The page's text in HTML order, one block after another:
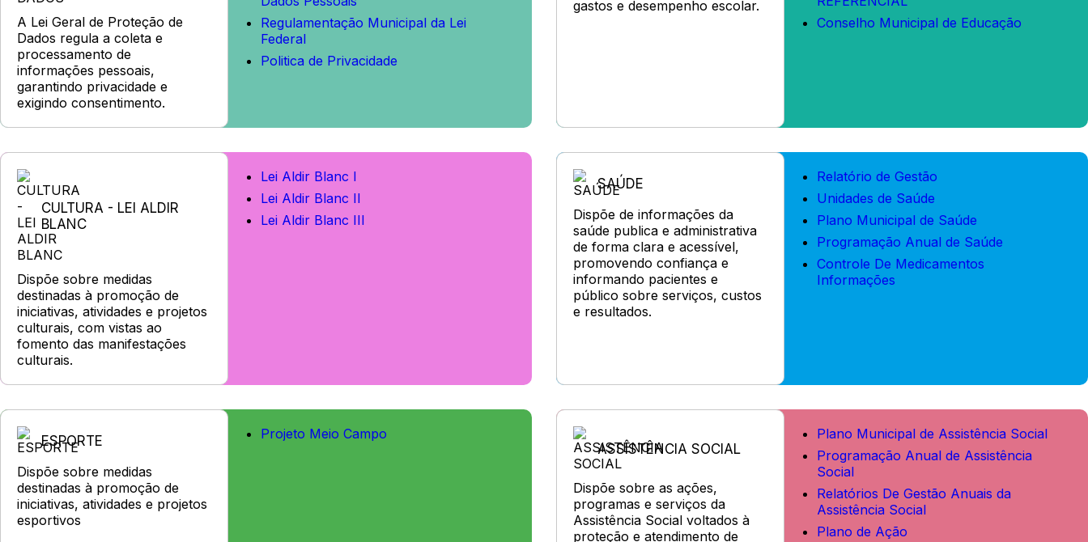
A Lei Geral de Proteção de
Dados regula a coleta e
processamento de
informações pessoais,
garantindo privacidade e
exigindo consentimento.
Regulamentação Municipal da Lei
Federal
Politica de Privacidade
gastos e desempenho escolar.
Conselho Municipal de Educação
CULTURA - LEI ALDIR
BLANC
Dispõe sobre medidas
destinadas à promoção de
iniciativas, atividades e projetos
culturais, com vistas ao
fomento das manifestações
culturais.
Lei Aldir Blanc I
Lei Aldir Blanc II
Lei Aldir Blanc III
SAÚDE
Dispõe de informações da
saúde publica e administrativa
de forma clara e acessível,
promovendo confiança e
informando pacientes e
público sobre serviços, custos
e resultados.
Relatório de Gestão
Unidades de Saúde
Plano Municipal de Saúde
Programação Anual de Saúde
Controle De Medicamentos
Informações
ESPORTE
Dispõe sobre medidas
destinadas à promoção de
iniciativas, atividades e projetos
esportivos
Projeto Meio Campo
ASSISTÊNCIA SOCIAL
Dispõe sobre as ações,
programas e serviços da
Assistência Social voltados à
proteção e atendimento de
Plano Municipal de Assistência Social
Programação Anual de Assistência
Social
Relatórios De Gestão Anuais da
Assistência Social
Plano de Ação